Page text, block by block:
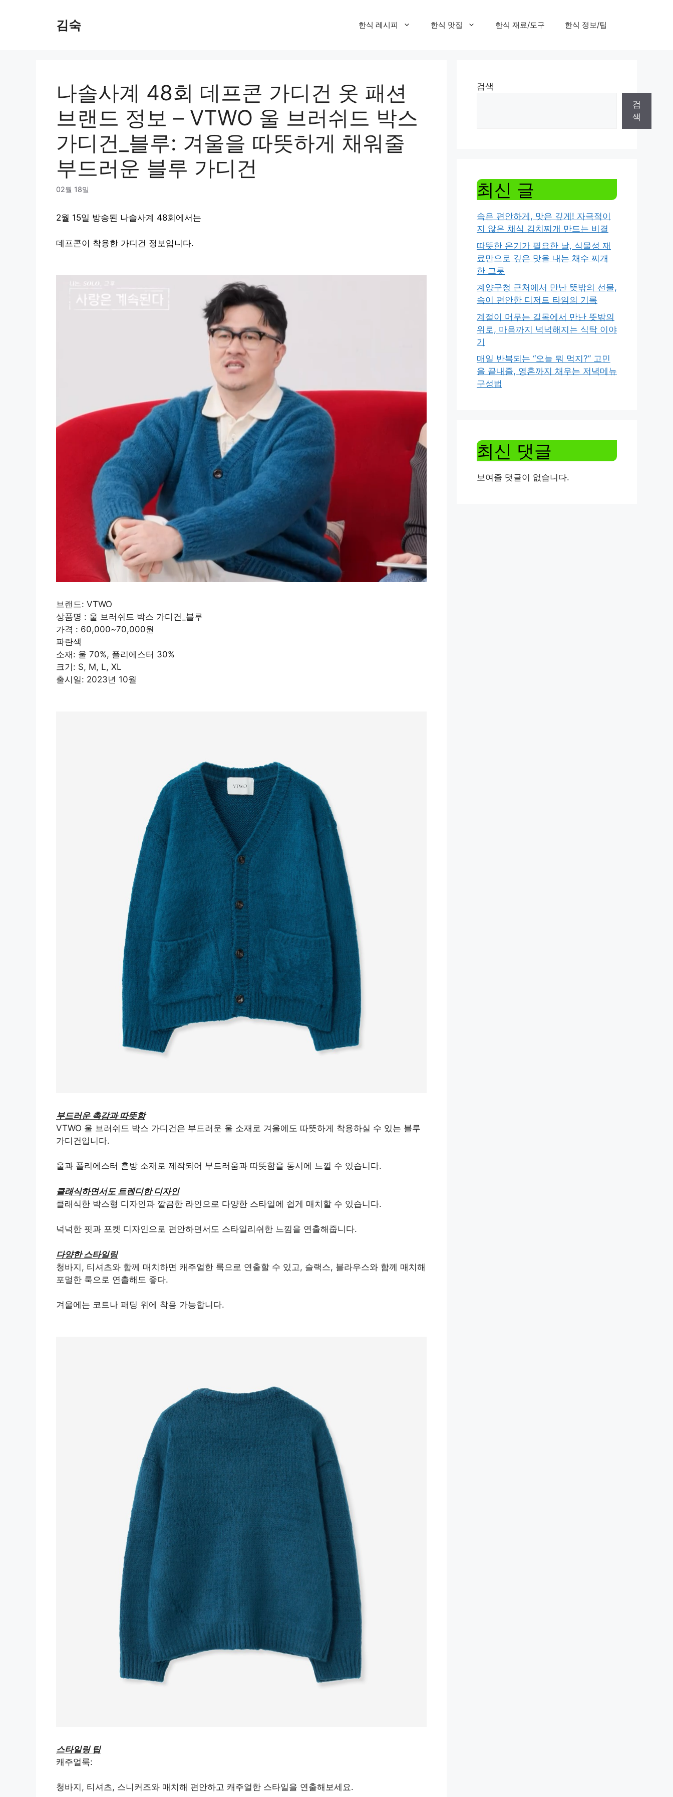
김숙 한식 레시피 한식 맛집 한식 재료/도구 한식 정보/팁
나솔사계 48회 데프콘 가디건 옷 패션
브랜드 정보 – VTWO 울 브러쉬드 박스
가디건_블루: 겨울을 따뜻하게 채워줄
부드러운 블루 가디건
02월 18일
2월 15일 방송된 나솔사계 48회에서는
데프콘이 착용한 가디건 정보입니다.
브랜드: VTWO
상품명 : 울 브러쉬드 박스 가디건_블루
가격 : 60,000~70,000원
파란색
소재: 울 70%, 폴리에스터 30%
크기: S, M, L, XL
출시일: 2023년 10월
부드러운 촉감과 따뜻함
VTWO 울 브러쉬드 박스 가디건은 부드러운 울 소재로 겨울에도 따뜻하게 착용하실 수 있는 블루
가디건입니다.
울과 폴리에스터 혼방 소재로 제작되어 부드러움과 따뜻함을 동시에 느낄 수 있습니다.
클래식하면서도 트렌디한 디자인
클래식한 박스형 디자인과 깔끔한 ​​라인으로 다양한 스타일에 쉽게 매치할 수 있습니다.
넉넉한 핏과 포켓 디자인으로 편안하면서도 스타일리쉬한 느낌을 연출해줍니다.
다양한 스타일링
청바지, 티셔츠와 함께 매치하면 캐주얼한 룩으로 연출할 수 있고, 슬랙스, 블라우스와 함께 매치해
포멀한 룩으로 연출해도 좋다.
겨울에는 코트나 패딩 위에 착용 가능합니다.
스타일링 팁
캐주얼룩:
청바지, 티셔츠, 스니커즈와 매치해 편안하고 캐주얼한 스타일을 연출해보세요.
검색
검
색
최신 글
속은 편안하게, 맛은 깊게! 자극적이
지 않은 채식 김치찌개 만드는 비결
따뜻한 온기가 필요한 날, 식물성 재
료만으로 깊은 맛을 내는 채수 찌개
한 그릇
계양구청 근처에서 만난 뜻밖의 선물,
속이 편안한 디저트 타임의 기록
계절이 머무는 길목에서 만난 뜻밖의
위로, 마음까지 넉넉해지는 식탁 이야
기
매일 반복되는 “오늘 뭐 먹지?” 고민
을 끝내줄, 영혼까지 채우는 저녁메뉴
구성법
최신 댓글
보여줄 댓글이 없습니다.